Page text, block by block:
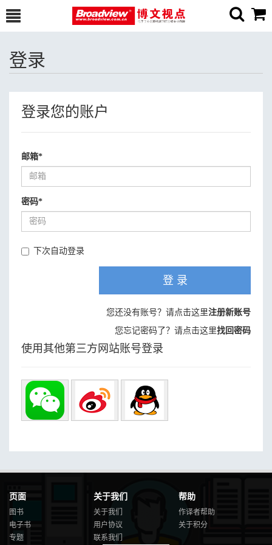
登录
登录您的账户
邮箱*
密码*
下次自动登录
登 录
您还没有账号？请点击这里注册新账号
您忘记密码了？请点击这里找回密码
使用其他第三方网站账号登录
页面
图书
电子书
专题
关于我们
关于我们
用户协议
联系我们
帮助
作译者帮助
关于积分